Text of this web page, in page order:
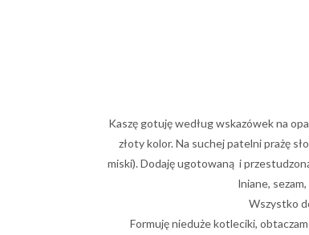
Kaszę gotuję według wskazówek na
złoty kolor. Na suchej patelni prażę
miski). Dodaję ugotowaną i
lniane,
Wszystko
Formuję nieduże kotleciki,